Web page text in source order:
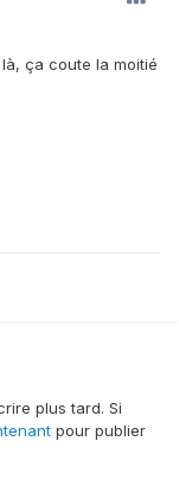
ça coute la moitié
plus tard. Si
pour publier